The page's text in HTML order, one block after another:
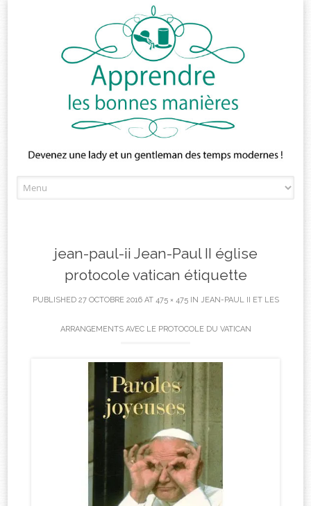
to
jean-paul-ii Jean-Paul II église
protocole vatican étiquette
PUBLISHED 27 OCTOBRE 2016AT 475 × 475IN JEAN-PAUL II ET LES
ARRANGEMENTS AVEC LE PROTOCOLE DU VATICAN